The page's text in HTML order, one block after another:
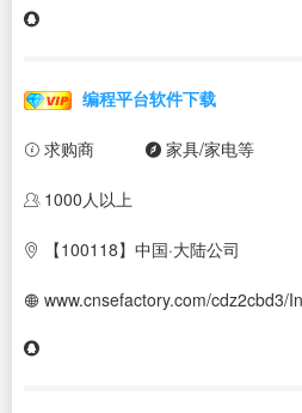
编程平台软件下载
求购商 家具/家电等
1000人以上
【100118】中国·大陆公司
www.cnsefactory.com/cdz2cbd3/